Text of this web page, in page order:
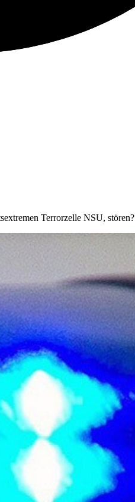
Terrorzelle NSU, stören?